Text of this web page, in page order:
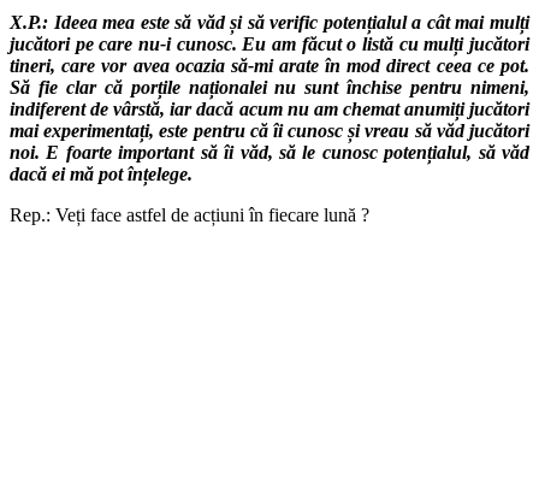
X.P.: Ideea mea este să văd și să verific potențialul a cât mai mulți
jucători pe care nu-i cunosc. Eu am făcut o listă cu mulți jucători
tineri, care vor avea ocazia să-mi arate în mod direct ceea ce pot.
Să fie clar că porțile naționalei nu sunt închise pentru nimeni,
indiferent de vârstă, iar dacă acum nu am chemat anumiți jucători
mai experimentați, este pentru că îi cunosc și vreau să văd jucători
noi. E foarte important să îi văd, să le cunosc potențialul, să văd
dacă ei mă pot înțelege.
Rep.: Veți face astfel de acțiuni în fiecare lună ?